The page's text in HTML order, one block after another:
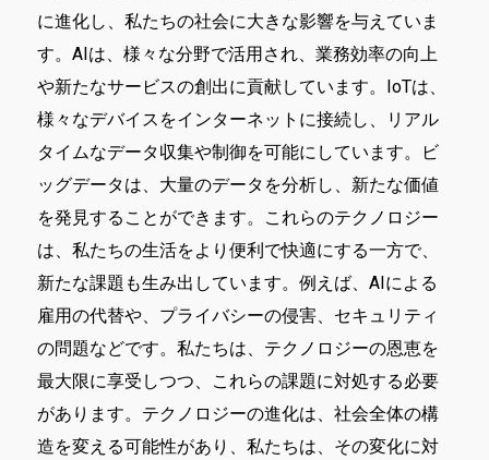
に進化し、私たちの社会に大きな影響を与えていま
す。AIは、様々な分野で活用され、業務効率の向上
や新たなサービスの創出に貢献しています。IoTは、
様々なデバイスをインターネットに接続し、リアル
タイムなデータ収集や制御を可能にしています。ビ
ッグデータは、大量のデータを分析し、新たな価値
を発見することができます。これらのテクノロジー
は、私たちの生活をより便利で快適にする一方で、
新たな課題も生み出しています。例えば、AIによる
雇用の代替や、プライバシーの侵害、セキュリティ
の問題などです。私たちは、テクノロジーの恩恵を
最大限に享受しつつ、これらの課題に対処する必要
があります。テクノロジーの進化は、社会全体の構
造を変える可能性があり、私たちは、その変化に対